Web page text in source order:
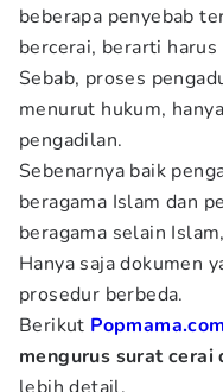
beberapa penyebab
bercerai, berarti
Sebab, proses
menurut hukum,
pengadilan.
Sebenarnya baik
beragama Islam dan
beragama selain
Hanya saja dokumen
prosedur berbeda.
Berikut Popmama.com
mengurus surat